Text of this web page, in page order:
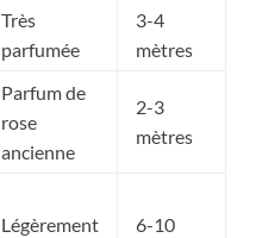
Très
parfumée
3-4
mètres
Parfum de
rose
ancienne
2-3
mètres
Légèrement
6-10